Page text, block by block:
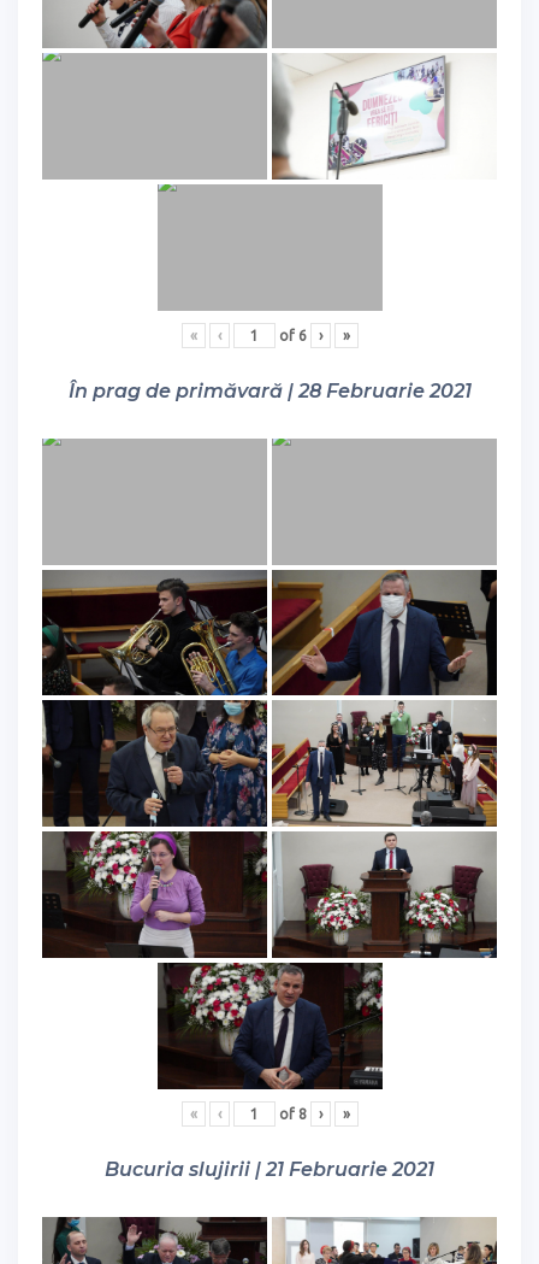
« ‹ of 6 › »
În prag de primăvară | 28 Februarie 2021
« ‹ of 8 › »
Bucuria slujirii | 21 Februarie 2021